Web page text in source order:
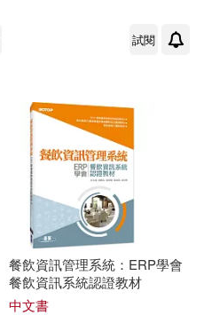
試閱
餐飲資訊管理系統：ERP學會
餐飲資訊系統認證教材
中文書